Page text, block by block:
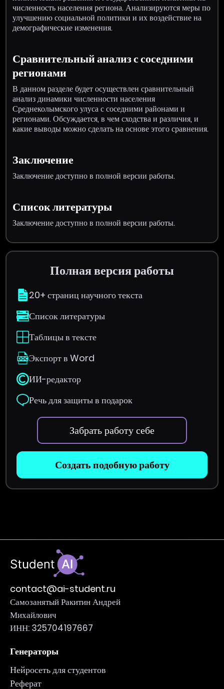
численность населения региона. Анализируются меры по
улучшению социальной политики и их воздействие на
демографические изменения.
Сравнительный анализ с соседними
регионами
В данном разделе будет осуществлен сравнительный
анализ динамики численности населения
Среднеколымского улуса с соседними районами и
регионами. Обсуждается, в чем сходства и различия, и
какие выводы можно сделать на основе этого сравнения.
Заключение
Заключение доступно в полной версии работы.
Список литературы
Заключение доступно в полной версии работы.
Полная версия работы
20+ страниц научного текста
Список литературы
Таблицы в тексте
Экспорт в Word
ИИ-редактор
Речь для защиты в подарок
Забрать работу себе
Создать подобную работу
contact@ai-student.ru
Самозанятый Ракитин Андрей
Михайлович
ИНН: 325704197667
Генераторы
Нейросеть для студентов
Реферат